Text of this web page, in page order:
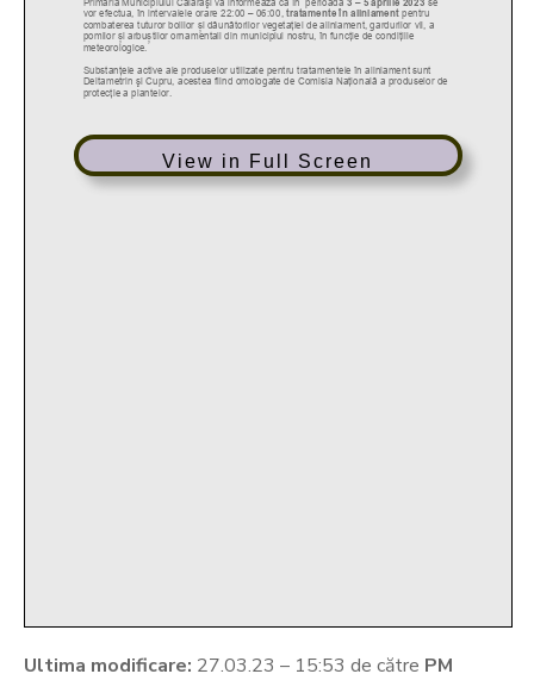
View in Full Screen
Ultima modificare: 27.03.23 – 15:53 de către PM